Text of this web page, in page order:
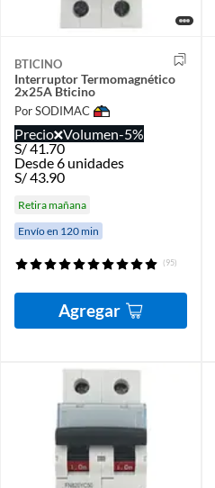
BTICINO
Interruptor Termomagnético
2x25A Bticino
Por SODIMAC
Precio Volumen-5%
S/41.70
Desde 6 unidades
S/43.90
Retira mañana
Envío en 120 min
(95)
Agregar